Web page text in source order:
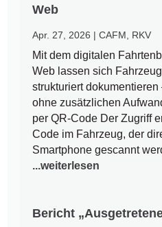
Web
Apr. 27, 2026 |CAFM RKV
Mit dem digitalen
Web lassen sich
strukturiert dokumentieren
ohne zusätzlichen
per QR-Code Der Zugriff
Code im Fahrzeug, der
Smartphone gescannt
...weiterlesen
Bericht